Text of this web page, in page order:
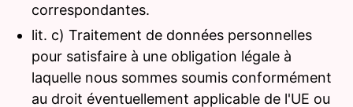
correspondantes.
lit. c) Traitement de données personnelles
pour satisfaire à une obligation légale à
laquelle nous sommes soumis conformément
au droit éventuellement applicable de l'UE ou